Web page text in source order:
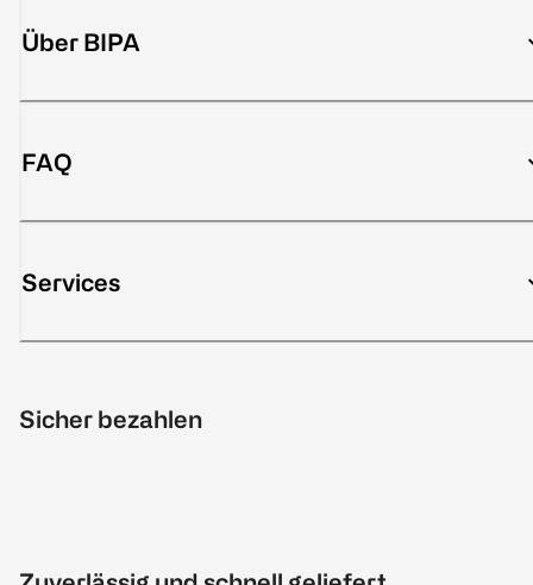
Über BIPA
FAQ
Services
Sicher bezahlen